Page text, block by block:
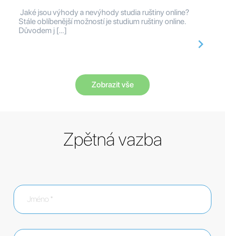
Jaké jsou výhody a nevýhody studia ruštiny online?
Stále oblíbenější možností je studium ruštiny online.
Důvodem j […]
Zobrazit vše
Zpětná vazba